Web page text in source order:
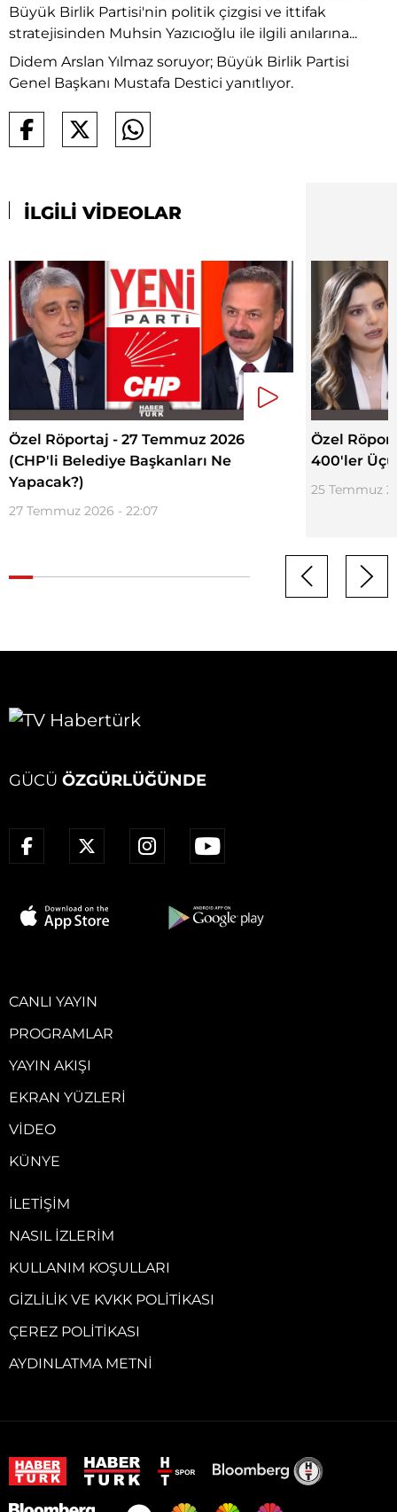
Büyük Birlik Partisi'nin politik çizgisi ve ittifak
stratejisinden Muhsin Yazıcıoğlu ile ilgili anılarına...
Didem Arslan Yılmaz soruyor; Büyük Birlik Partisi
Genel Başkanı Mustafa Destici yanıtlıyor.
İLGİLİ VİDEOLAR
Özel Röportaj - 27 Temmuz 2026
(CHP'li Belediye Başkanları Ne
Yapacak?)
27 Temmuz 2026 - 22:07
Özel
400'ler
25 Temmuz
GÜCÜ ÖZGÜRLÜĞÜNDE
CANLI YAYIN
PROGRAMLAR
YAYIN AKIŞI
EKRAN YÜZLERI
VIDEO
KÜNYE
İLETIŞIM
NASIL İZLERIM
KULLANIM KOŞULLARI
GIZLILIK VE KVKK POLITIKASI
ÇEREZ POLITIKASI
AYDINLATMA METNI